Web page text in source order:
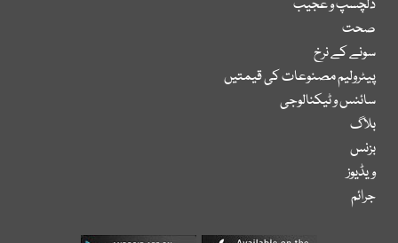
دلچسپ و عجیب
صحت
سونے کے نرخ
پیٹرولیم مصنوعات کی قیمتیں
سائنس و ٹیکنالوجی
بلاگ
بزنس
ویڈیوز
جرائم